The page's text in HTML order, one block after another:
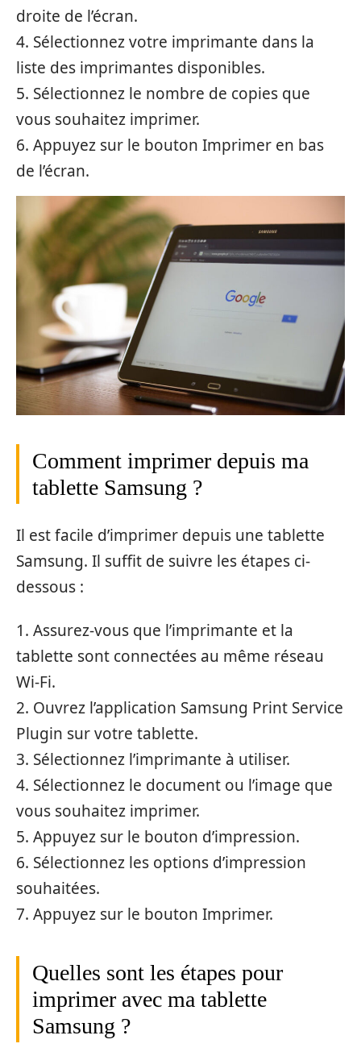
droite de l’écran.
4. Sélectionnez votre imprimante dans la
liste des imprimantes disponibles.
5. Sélectionnez le nombre de copies que
vous souhaitez imprimer.
6. Appuyez sur le bouton Imprimer en bas
de l’écran.
Comment imprimer depuis ma
tablette Samsung ?
Il est facile d’imprimer depuis une tablette
Samsung. Il suffit de suivre les étapes ci-
dessous :
1. Assurez-vous que l’imprimante et la
tablette sont connectées au même réseau
Wi-Fi.
2. Ouvrez l’application Samsung Print Service
Plugin sur votre tablette.
3. Sélectionnez l’imprimante à utiliser.
4. Sélectionnez le document ou l’image que
vous souhaitez imprimer.
5. Appuyez sur le bouton d’impression.
6. Sélectionnez les options d’impression
souhaitées.
7. Appuyez sur le bouton Imprimer.
Quelles sont les étapes pour
imprimer avec ma tablette
Samsung ?